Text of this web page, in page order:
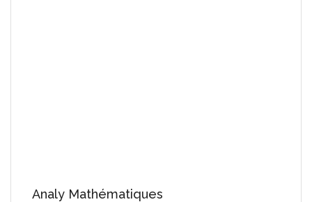
Analy Mathématiques